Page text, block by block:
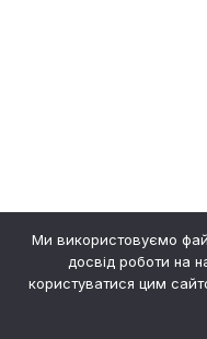
Ми використовуємо
досвід роботи на
користуватися цим